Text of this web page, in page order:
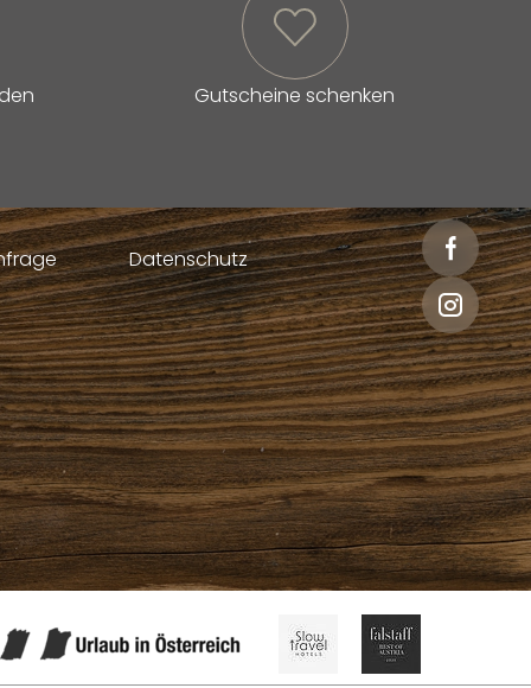
Gutscheine schenken
Datenschutz